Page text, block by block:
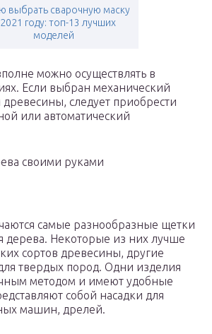
выбрать сварочную маску
году: топ-13 лучших
моделей
можно осуществлять в
Если выбран механический
следует приобрести
или автоматический
своими руками
самые разнообразные щетки
дерева. Некоторые из них лучше
сортов древесины, другие
твердых пород. Одни изделия
методом и имеют удобные
собой насадки для
машин, дрелей.